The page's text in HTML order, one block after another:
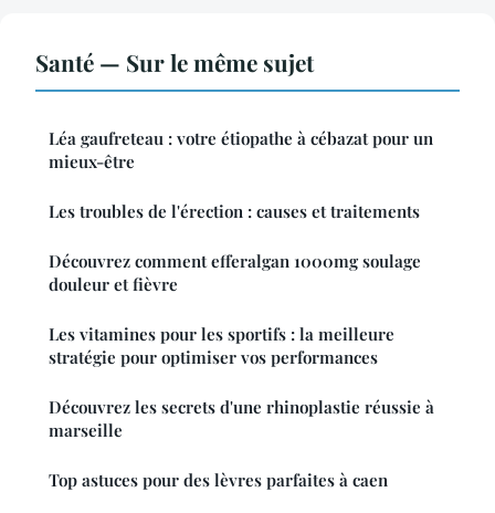
Santé — Sur le même sujet
Léa gaufreteau : votre étiopathe à cébazat pour un
mieux-être
Les troubles de l'érection : causes et traitements
Découvrez comment efferalgan 1000mg soulage
douleur et fièvre
Les vitamines pour les sportifs : la meilleure
stratégie pour optimiser vos performances
Découvrez les secrets d'une rhinoplastie réussie à
marseille
Top astuces pour des lèvres parfaites à caen